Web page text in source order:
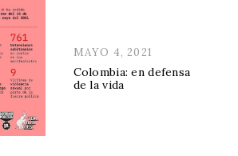
POSTED
ON
MAYO 4, 2021
Colombia: en defensa
de la vida